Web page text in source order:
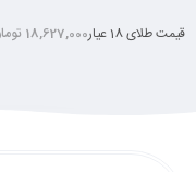
قیمت طلای 18 عیار 18,627,000 تومان